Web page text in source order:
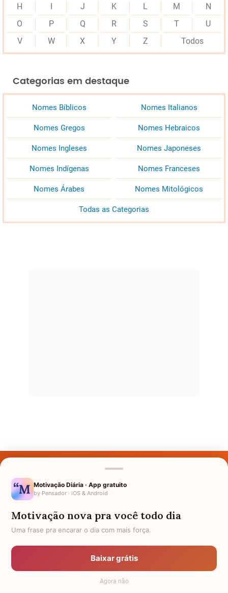
H
J K L M
N
O
P Q R S T
U
V
W X Y Z Todos
Categorias em destaque
Nomes Bíblicos Nomes Italianos
Nomes Gregos Nomes Hebraicos
Nomes Ingleses Nomes Japoneses
Nomes Indígenas Nomes Franceses
Nomes Árabes Nomes Mitológicos
Todas as Categorias
Nomes pelo Mundo
Política de Privacidade
Anuncie
Termos de Uso
Motivação Diária · App gratuito
by Pensador · iOS & Android
Motivação nova pra você todo dia
Uma frase pra encarar o dia com mais força.
Baixar grátis
Agora não